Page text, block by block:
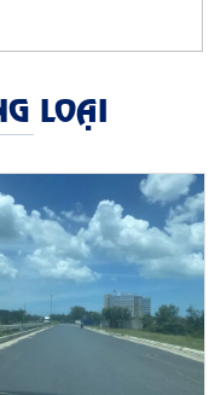
LOẠI